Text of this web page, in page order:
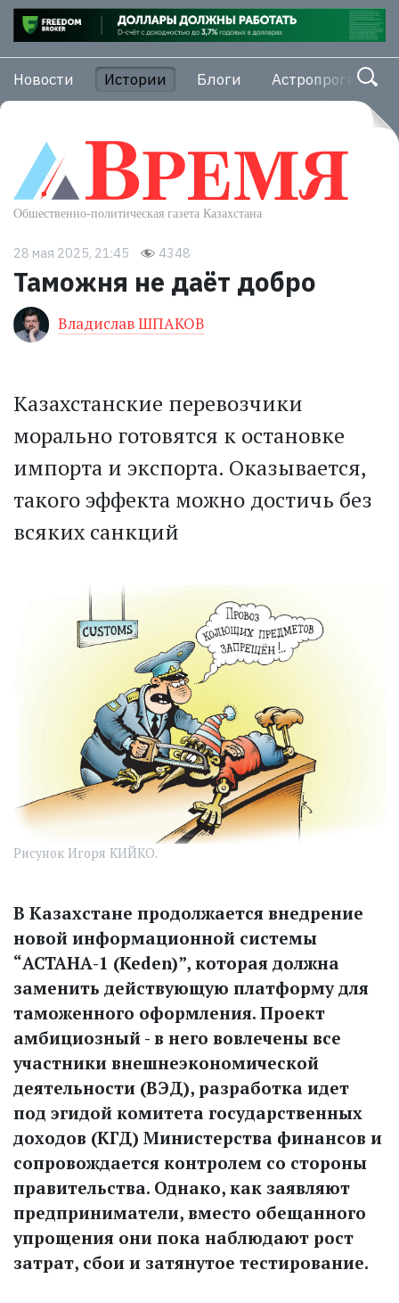
Новости Истории Блоги Астропрогноз
28 мая 2025, 21:45 4348
Таможня не даёт добро
Владислав ШПАКОВ
Казахстанские перевозчики
морально готовятся к остановке
импорта и экспорта. Оказывается,
такого эффекта можно достичь без
всяких санкций
Рисунок Игоря КИЙКО.
В Казахстане продолжается внедрение
новой информационной системы
“АСТАНА-1 (Keden)”, которая должна
заменить действующую платформу для
таможенного оформления. Проект
амбициозный - в него вовлечены все
участники внешнеэкономичес­кой
деятельности (ВЭД), разработка идет
под эгидой комитета государственных
доходов (КГД) Министерства финансов и
сопровождается контролем со стороны
правительства. Однако, как заявляют
предприниматели, вместо обещанного
упрощения они пока наблюдают рост
затрат, сбои и затянутое тестирование.